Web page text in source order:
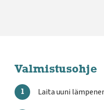
Valmistusohje
Laita uuni